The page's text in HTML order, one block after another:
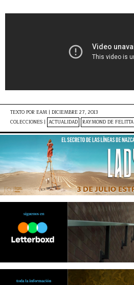
TEXTO POR EAM | DICIEMBRE 27, 2013
COLECCIONES | ACTUALIDAD RAYMOND DE FELITTA